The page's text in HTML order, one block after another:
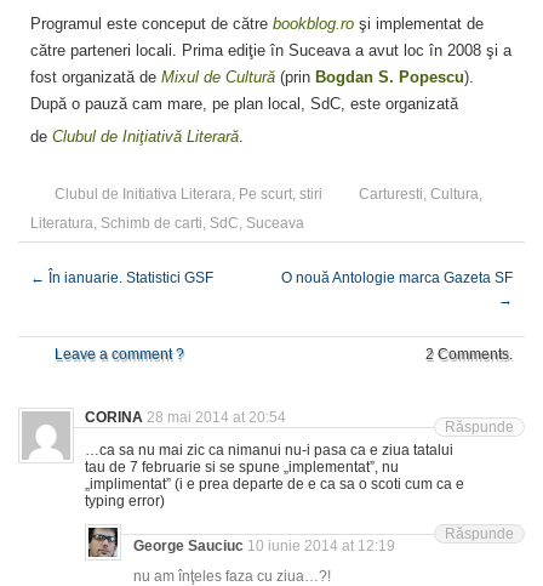
Programul este conceput de către bookblog.ro şi implementat de
către parteneri locali. Prima ediţie în Suceava a avut loc în 2008 şi a
fost organizată de Mixul de Cultură (prin Bogdan S. Popescu).
După o pauză cam mare, pe plan local, SdC, este organizată
de Clubul de Iniţiativă Literară
Clubul de Initiativa Literara Pe scurt stiri Carturesti Cultura
Literatura Schimb de carti SdC Suceava
← În ianuarie. Statistici GSF
O nouă Antologie marca Gazeta SF
→
Leave a comment ? 2 Comments.
CORINA 28 mai 2014 at 20:54
…ca sa nu mai zic ca nimanui nu-i pasa ca e ziua tatalui
tau de 7 februarie si se spune „implementat”, nu
„implimentat” (i e prea departe de e ca sa o scoti cum ca e
typing error)
Răspunde
George Sauciuc 10 iunie 2014 at 12:19
nu am înţeles faza cu ziua…?!
Răspunde